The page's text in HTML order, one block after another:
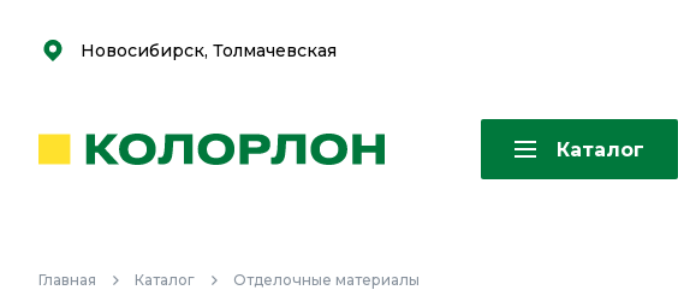
Скоро
Скоро
Новосибирск, Толмачевская
Каталог
Главная Каталог Отделочные материалы